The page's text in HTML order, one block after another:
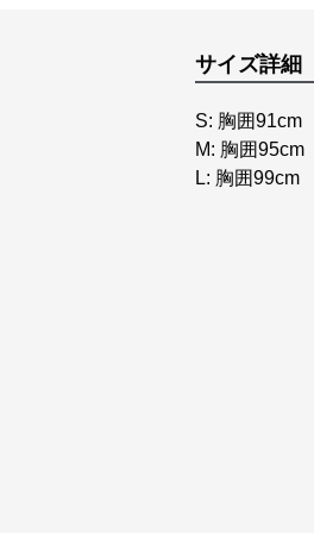
サイズ詳細
S: 胸囲
M: 胸囲
L: 胸囲